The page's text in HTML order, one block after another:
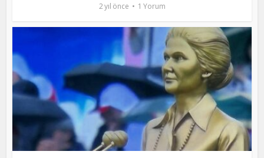
2 yıl önce 1 Yorum